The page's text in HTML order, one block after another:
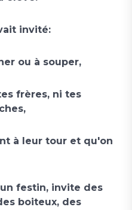
invité:
ou à souper,
frères, ni tes
à leur tour et qu'on
festin, invite des
boiteux, des